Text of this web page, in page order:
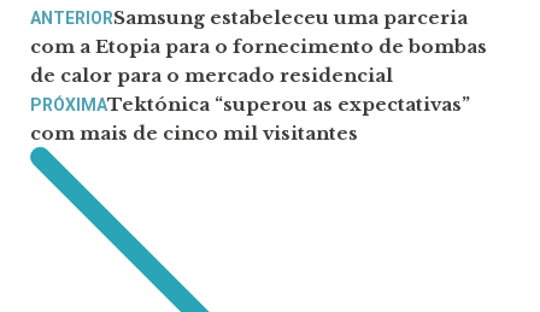
ANTERIORSamsung estabeleceu uma parceria
com a Etopia para o fornecimento de bombas
de calor para o mercado residencial
PRÓXIMATektónica “superou as expectativas”
com mais de cinco mil visitantes